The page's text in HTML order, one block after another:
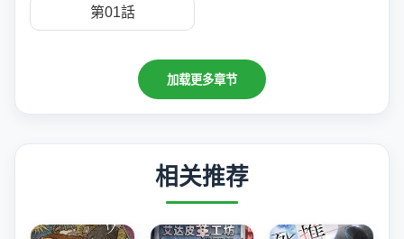
第01話
加载更多章节
相关推荐